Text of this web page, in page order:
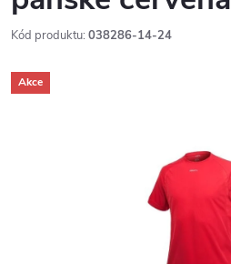
Kód produktu: 038286-14-24
Akce